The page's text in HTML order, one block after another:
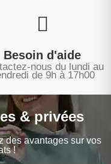
Besoin d'aide
nous du lundi au
de 9h à 17h00
& privées
des avantages sur vos
!